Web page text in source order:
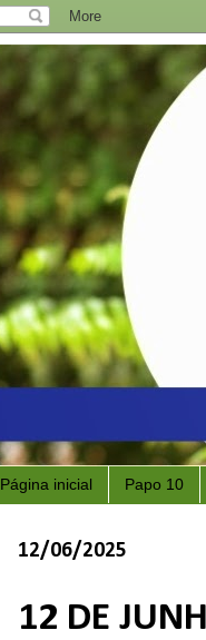
Página inicial Papo 10
12/06/2025
12 DE